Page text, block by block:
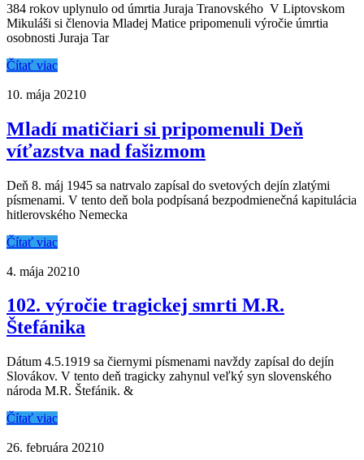
384 rokov uplynulo od úmrtia Juraja Tranovského V Liptovskom
Mikuláši si členovia Mladej Matice pripomenuli výročie úmrtia
osobnosti Juraja Tar
Čítať viac
10. mája 20210
Mladí matičiari si pripomenuli Deň
víťazstva nad fašizmom
Deň 8. máj 1945 sa natrvalo zapísal do svetových dejín zlatými
písmenami. V tento deň bola podpísaná bezpodmienečná kapitulácia
hitlerovského Nemecka
Čítať viac
4. mája 20210
102. výročie tragickej smrti M.R.
Štefánika
Dátum 4.5.1919 sa čiernymi písmenami navždy zapísal do dejín
Slovákov. V tento deň tragicky zahynul veľký syn slovenského
národa M.R. Štefánik. &
Čítať viac
26. februára 20210